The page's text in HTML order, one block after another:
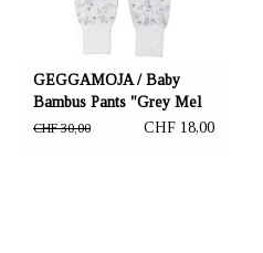
GEGGAMOJA / Baby
Bambus Pants "Grey Mel
Oak"
CHF 30,00 CHF 18,00